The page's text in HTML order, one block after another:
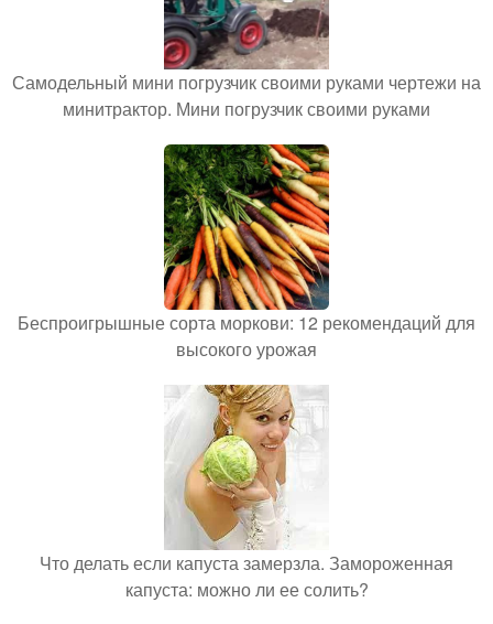
Самодельный мини погрузчик своими руками чертежи на
минитрактор. Мини погрузчик своими руками
Беспроигрышные сорта моркови: 12 рекомендаций для
высокого урожая
Что делать если капуста замерзла. Замороженная
капуста: можно ли ее солить?